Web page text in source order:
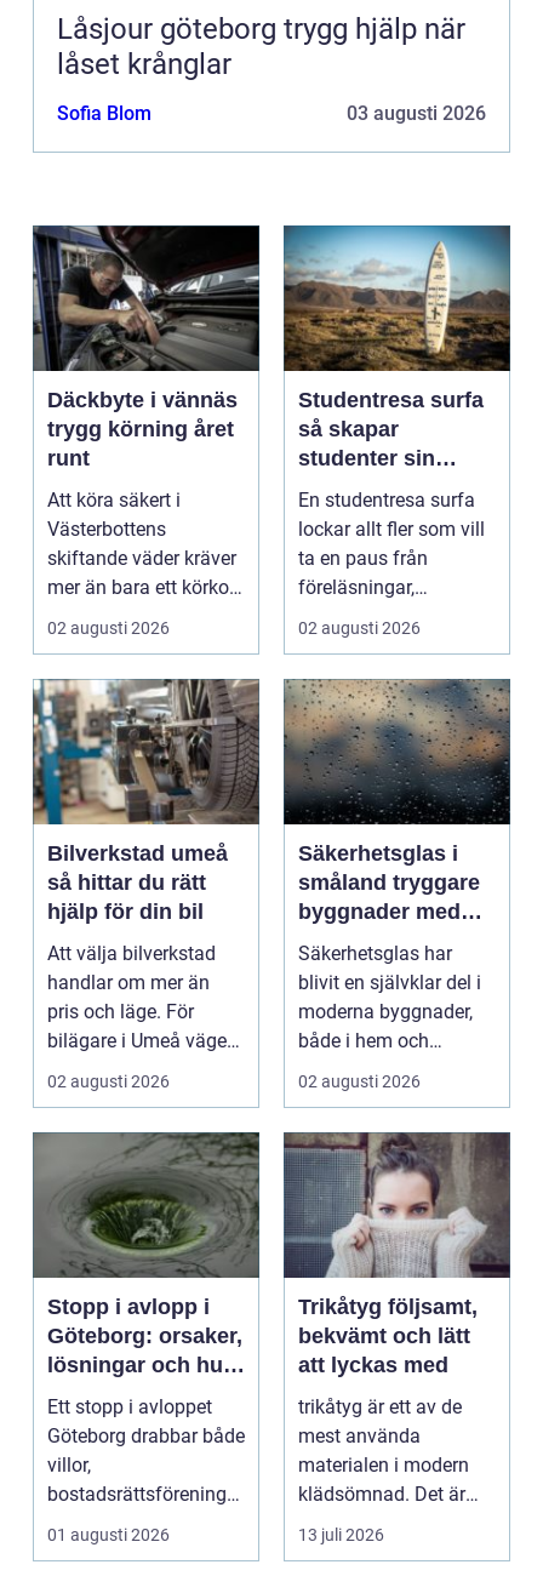
Låsjour göteborg trygg hjälp när
låset krånglar
Sofia Blom 03 augusti 2026
Däckbyte i vännäs
trygg körning året
runt
Att köra säkert i
Västerbottens
skiftande väder kräver
mer än bara ett körkort
och en pålitlig bil. ...
02 augusti 2026
Studentresa surfa
så skapar
studenter sin
ultimata paus från
plugget
En studentresa surfa
lockar allt fler som vill
ta en paus från
föreläsningar,
tentaplugg och sena
02 augusti 2026
Bilverkstad umeå
så hittar du rätt
hjälp för din bil
Att välja bilverkstad
handlar om mer än
pris och läge. För
bilägare i Umeå väger
trygghet, tillgängl...
02 augusti 2026
Säkerhetsglas i
småland tryggare
byggnader med
smarta
glaslösningar
Säkerhetsglas har
blivit en självklar del i
moderna byggnader,
både i hem och
offentliga miljöer. I ...
02 augusti 2026
Stopp i avlopp i
Göteborg: orsaker,
lösningar och hur
problem kan
undvikas
Ett stopp i avloppet
Göteborg drabbar både
villor,
bostadsrättsföreningar
och h...
01 augusti 2026
Trikåtyg följsamt,
bekvämt och lätt
att lyckas med
trikåtyg är ett av de
mest använda
materialen i modern
klädsömnad. Det är
mjukt, elastiskt och
formb...
13 juli 2026